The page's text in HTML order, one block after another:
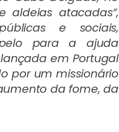
aldeias atacadas”,
e sociais,
para a ajuda
em Portugal
por um missionário
da fome, da